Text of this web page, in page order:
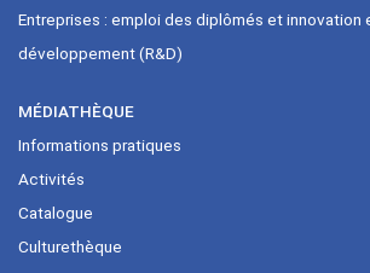
Entreprises : emploi des diplômés et innovation
développement (R&D)
MÉDIATHÈQUE
Informations pratiques
Activités
Catalogue
Culturethèque